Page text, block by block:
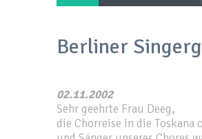
Berliner
02.11.2002
Sehr geehrte Frau Deeg,
die Chorreise in die